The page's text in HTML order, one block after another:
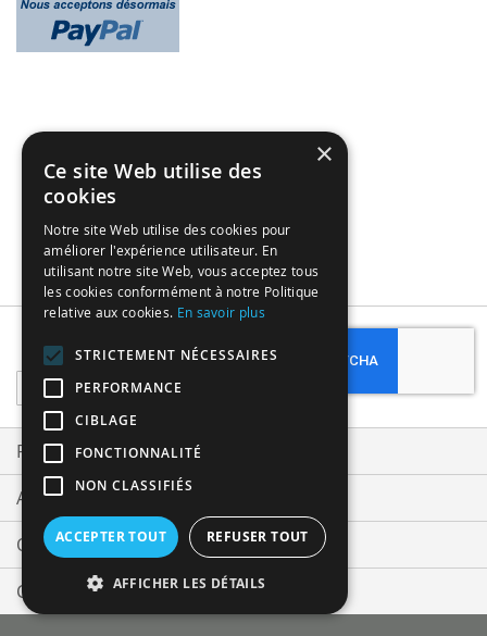
Sign
Up
for
Our
Newsletter:
Subscribe
Privacy and Cookie Policy
Advanced Search
Orders and Returns
Contact Us
×
Ce site Web utilise des
cookies
Notre site Web utilise des cookies pour
améliorer l'expérience utilisateur. En
utilisant notre site Web, vous acceptez tous
les cookies conformément à notre Politique
relative aux cookies. En savoir plus
STRICTEMENT NÉCESSAIRES
PERFORMANCE
CIBLAGE
FONCTIONNALITÉ
NON CLASSIFIÉS
ACCEPTER TOUT REFUSER TOUT
AFFICHER LES DÉTAILS